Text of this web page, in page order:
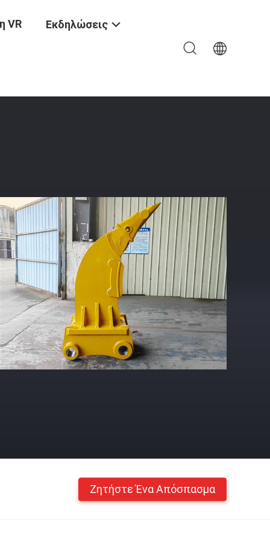
VR Εκδηλώσεις
Ζητήστε Ένα Απόσπασμα